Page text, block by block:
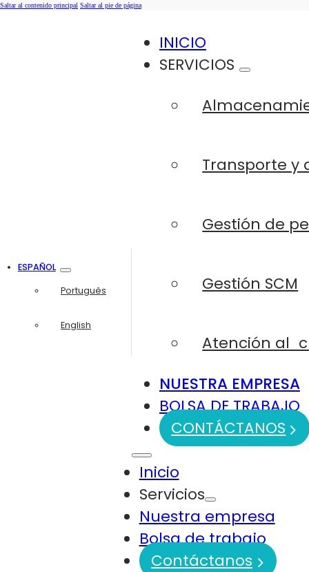
Saltar al contenido principal Saltar al pie de página
INICIO
SERVICIOS
Transporte y
Gestión de
Gestión SCM
Atención al
NUESTRA EMPRESA
BOLSA DE TRABAJO
CONTÁCTANOS
Inicio
Servicios
Nuestra empresa
Bolsa de trabajo
Contáctanos
ESPAÑOL
Português
English